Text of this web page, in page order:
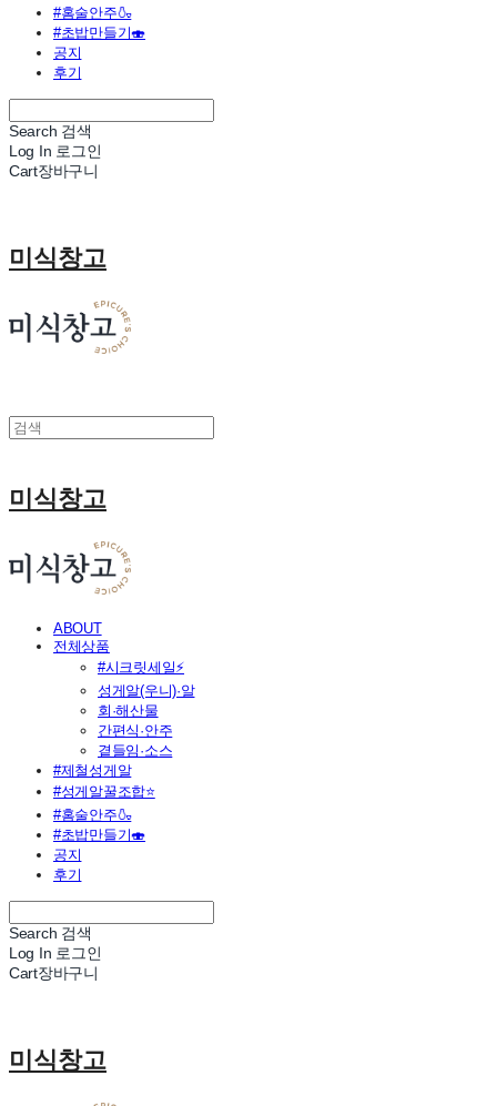
#홈술안주🍶
#초밥만들기🍣
공지
후기
Search 검색
Log In 로그인
Cart장바구니
미식창고
미식창고
ABOUT
전체상품
#시크릿세일⚡
성게알(우니)·알
회·해산물
간편식·안주
곁들임·소스
#제철성게알
#성게알꿀조합⭐
#홈술안주🍶
#초밥만들기🍣
공지
후기
Search 검색
Log In 로그인
Cart장바구니
미식창고